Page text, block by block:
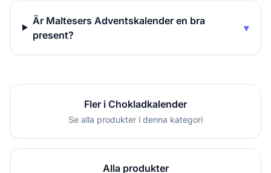
Är Maltesers Adventskalender en bra
present?
▾
Fler i Chokladkalender
Se alla produkter i denna kategori
Alla produkter